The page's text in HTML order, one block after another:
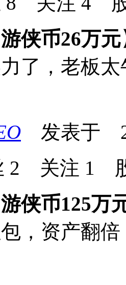
游侠币26万元
了，老板
发表于
2 关注 1
游侠币125万
，资产翻倍